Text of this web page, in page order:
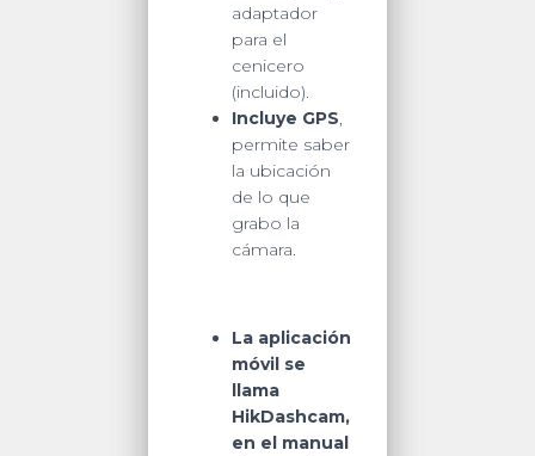
adaptador
para el
cenicero
(incluido).
Incluye GPS,
permite saber
la ubicación
de lo que
grabo la
cámara.
La aplicación
móvil se
llama
HikDashcam,
en el manual